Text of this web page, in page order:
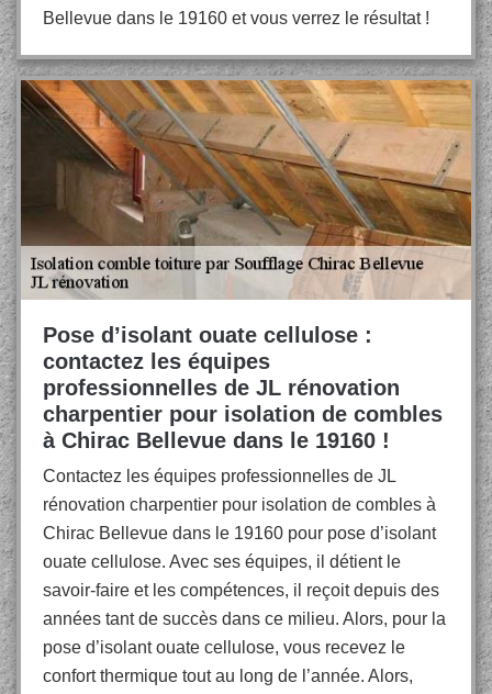
Bellevue dans le 19160 et vous verrez le résultat !
Pose d’isolant ouate cellulose :
contactez les équipes
professionnelles de JL rénovation
charpentier pour isolation de combles
à Chirac Bellevue dans le 19160 !
Contactez les équipes professionnelles de JL
rénovation charpentier pour isolation de combles à
Chirac Bellevue dans le 19160 pour pose d’isolant
ouate cellulose. Avec ses équipes, il détient le
savoir-faire et les compétences, il reçoit depuis des
années tant de succès dans ce milieu. Alors, pour la
pose d’isolant ouate cellulose, vous recevez le
confort thermique tout au long de l’année. Alors,